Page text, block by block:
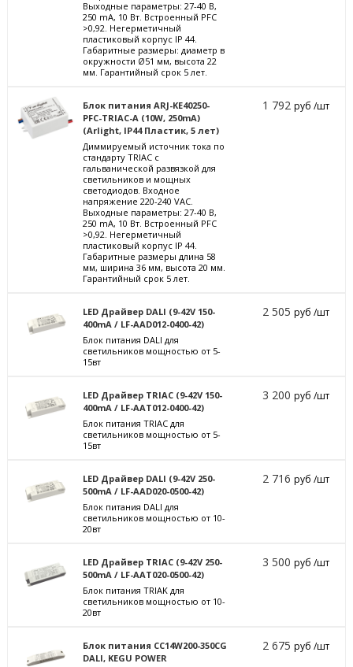
Выходные параметры: 27-40 В,
250 mА, 10 Вт. Встроенный PFC
>0,92. Негерметичный
пластиковый корпус IP 44.
Габаритные размеры: диаметр в
окружности Ø51 мм, высота 22
мм. Гарантийный срок 5 лет.
Блок питания ARJ-KE40250-
PFC-TRIAC-A (10W, 250mA)
(Arlight, IP44 Пластик, 5 лет)
Диммируемый источник тока по
стандарту TRIAC с
гальванической развязкой для
светильников и мощных
светодиодов. Входное
напряжение 220-240 VAC.
Выходные параметры: 27-40 В,
250 mА, 10 Вт. Встроенный PFC
>0,92. Негерметичный
пластиковый корпус IP 44.
Габаритные размеры длина 58
мм, ширина 36 мм, высота 20 мм.
Гарантийный срок 5 лет.
1 792руб /шт
LED Драйвер DALI (9-42V 150-
400mA / LF-AAD012-0400-42)
Блок питания DALI для
светильников мощностью от 5-
15вт
2 505руб /шт
LED Драйвер TRIAC (9-42V 150-
400mA / LF-AAT012-0400-42)
Блок питания TRIAC для
светильников мощностью от 5-
15вт
3 200руб /шт
LED Драйвер DALI (9-42V 250-
500mA / LF-AAD020-0500-42)
Блок питания DALI для
светильников мощностью от 10-
20вт
2 716руб /шт
LED Драйвер TRIAC (9-42V 250-
500mA / LF-AAT020-0500-42)
Блок питания TRIAK для
светильников мощностью от 10-
20вт
3 500руб /шт
Блок питания CC14W200-350CG
DALI, KEGU POWER
2 675руб /шт